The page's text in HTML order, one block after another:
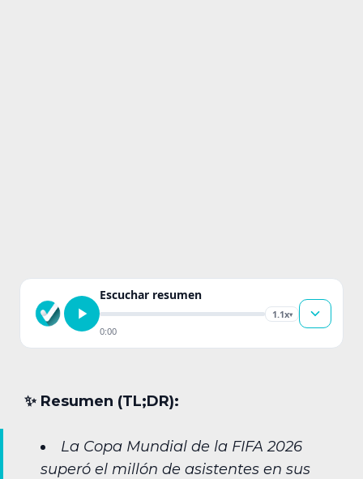
Escuchar resumen
1.1x▾
0:00
✨︎ Resumen (TL;DR):
La Copa Mundial de la FIFA 2026
superó el millón de asistentes en sus